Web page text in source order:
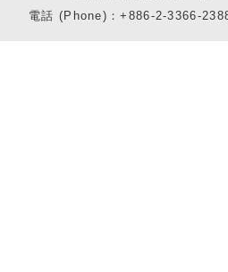
電話 (Phone)：+886-2-3366-